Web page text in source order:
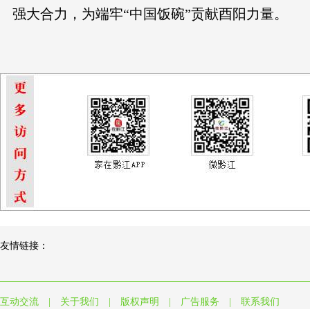
强大合力，为端牢“中国饭碗”贡献酉阳力量。
友情链接：
互动交流 关于我们 版权声明 广告服务 联系我们